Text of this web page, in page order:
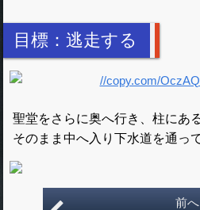
目標：逃走する
聖堂をさらに奥へ行き、柱にあ
そのまま中へ入り下水道を通っ
前へ